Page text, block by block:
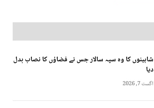
شاہینوں کا وہ سپہ سالار جس نے فضاؤں کا نصاب بدل
دیا
اگست 7, 2026